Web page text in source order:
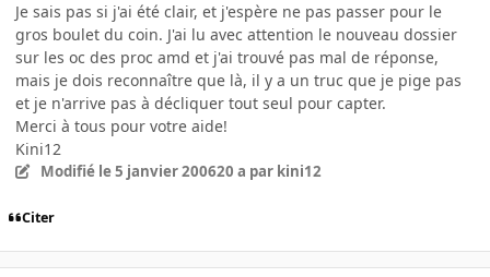
Je sais pas si j'ai été clair, et j'espère ne pas passer pour le
gros boulet du coin. J'ai lu avec attention le nouveau dossier
sur les oc des proc amd et j'ai trouvé pas mal de réponse,
mais je dois reconnaître que là, il y a un truc que je pige pas
et je n'arrive pas à décliquer tout seul pour capter.
Merci à tous pour votre aide!
Kini12
Modifié le 5 janvier 200620 a par kini12
Citer